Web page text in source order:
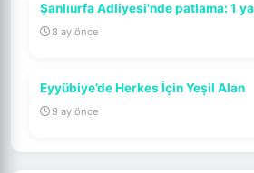
Şanlıurfa Adliyesi'nde patlama: 1
8 ay önce
Eyyübiye’de Herkes İçin Yeşil Alan
9 ay önce